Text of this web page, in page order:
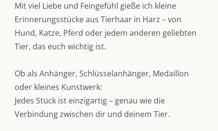
Mit viel Liebe und Feingefühl gieße ich kleine
Erinnerungsstücke aus Tierhaar in Harz – von
Hund, Katze, Pferd oder jedem anderen geliebten
Tier, das euch wichtig ist.
Ob als Anhänger, Schlüsselanhänger, Medaillon
oder kleines Kunstwerk:
Jedes Stück ist einzigartig – genau wie die
Verbindung zwischen dir und deinem Tier.